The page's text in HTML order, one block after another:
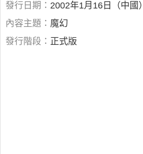
發行日期： 2002年1月16日（中國）
內容主題： 魔幻
發行階段： 正式版